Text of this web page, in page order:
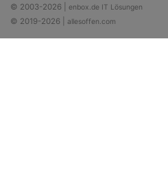
© 2003-2026 | enbox.de IT Lösungen
© 2019-2026 | allesoffen.com